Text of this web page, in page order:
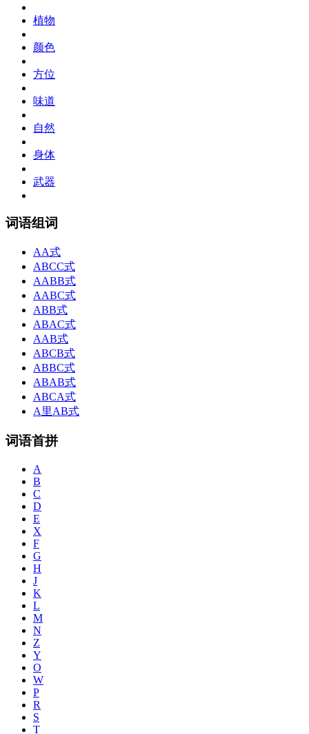
植物
颜色
方位
味道
自然
身体
武器
词语组词
AA式
ABCC式
AABB式
AABC式
ABB式
ABAC式
AAB式
ABCB式
ABBC式
ABAB式
ABCA式
A里AB式
词语首拼
A
B
C
D
E
X
F
G
H
J
K
L
M
N
Z
Y
O
W
P
R
S
T